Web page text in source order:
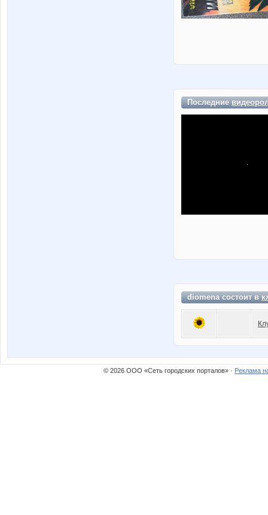
Последние
diomena состоит в
© 2026 ООО «Сеть городских порталов» · Реклама